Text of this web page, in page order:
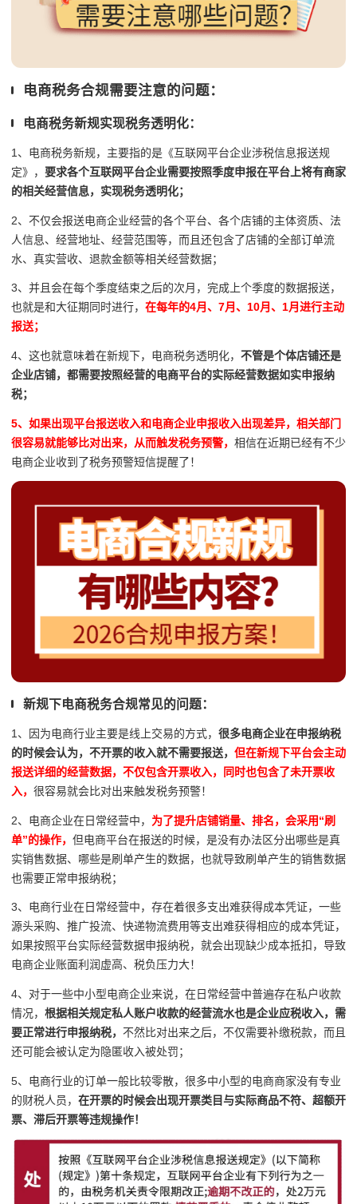
电商税务合规需要注意的问题：
电商税务新规实现税务透明化：
1、电商税务新规，主要指的是《互联网平台企业涉税信息报送规
定》， 要求各个互联网平台企业需要按照季度申报在平台上将有商家
的相关经营信息，实现税务透明化；
2、不仅会报送电商企业经营的各个平台、各个店铺的主体资质、法
人信息、经营地址、经营范围等，而且还包含了店铺的全部订单流
水、真实营收、退款金额等相关经营数据；
3、并且会在每个季度结束之后的次月，完成上个季度的数据报送，
也就是和大征期同时进行， 在每年的4月、7月、10月、1月进行主动
报送；
4、这也就意味着在新规下，电商税务透明化， 不管是个体店铺还是
企业店铺，都需要按照经营的电商平台的实际经营数据如实申报纳
税；
5、如果出现平台报送收入和电商企业申报收入出现差异，相关部门
很容易就能够比对出来，从而触发税务预警， 相信在近期已经有不少
电商企业收到了税务预警短信提醒了！
新规下电商税务合规常见的问题：
1、因为电商行业主要是线上交易的方式， 很多电商企业在申报纳税
的时候会认为，不开票的收入就不需要报送， 但在新规下平台会主动
报送详细的经营数据，不仅包含开票收入，同时也包含了未开票收
入， 很容易就会比对出来触发税务预警！
2、电商企业在日常经营中， 为了提升店铺销量、排名，会采用“刷
单”的操作， 但电商平台在报送的时候，是没有办法区分出哪些是真
实销售数据、哪些是刷单产生的数据，也就导致刷单产生的销售数据
也需要正常申报纳税；
3、电商行业在日常经营中，存在着很多支出难获得成本凭证，一些
源头采购、推广投流、快递物流费用等支出难获得相应的成本凭证，
如果按照平台实际经营数据申报纳税，就会出现缺少成本抵扣，导致
电商企业账面利润虚高、税负压力大！
4、对于一些中小型电商企业来说，在日常经营中普遍存在私户收款
情况， 根据相关规定私人账户收款的经营流水也是企业应税收入，需
要正常进行申报纳税， 不然比对出来之后，不仅需要补缴税款，而且
还可能会被认定为隐匿收入被处罚；
5、电商行业的订单一般比较零散，很多中小型的电商商家没有专业
的财税人员， 在开票的时候会出现开票类目与实际商品不符、超额开
票、滞后开票等违规操作！